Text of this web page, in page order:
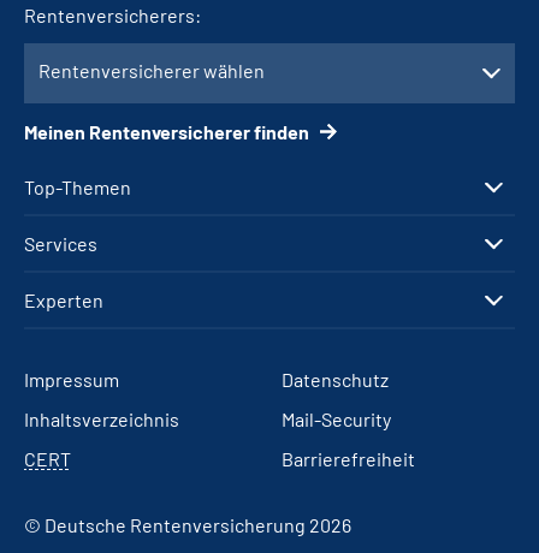
Top-Themen
Services
Experten
Rentenversicherers:
Rentenversicherer wählen
Meinen Rentenversicherer finden
Impressum
Datenschutz
Inhaltsverzeichnis
Mail-Security
CERT
Barrierefreiheit
© Deutsche Rentenversicherung 2026